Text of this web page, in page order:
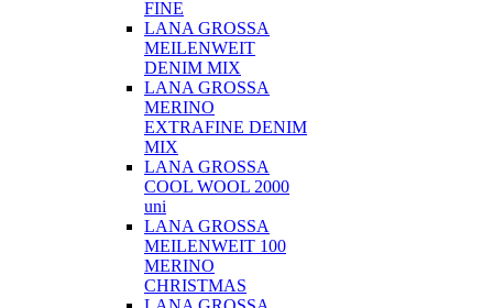
FINE
LANA GROSSA
MEILENWEIT
DENIM MIX
LANA GROSSA
MERINO
EXTRAFINE DENIM
MIX
LANA GROSSA
COOL WOOL 2000
uni
LANA GROSSA
MEILENWEIT 100
MERINO
CHRISTMAS